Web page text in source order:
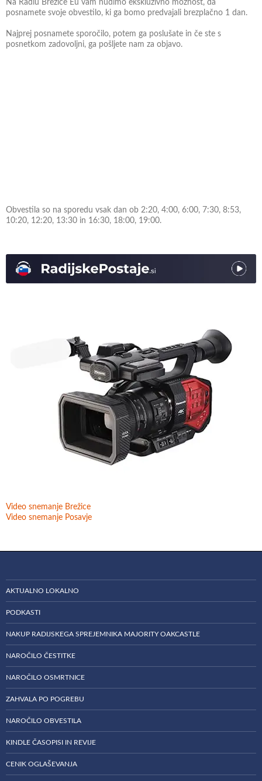
Na Radiu Brežice Eu vam nudimo ekskluzivno možnost, da
posnamete svoje obvestilo, ki ga bomo predvajali brezplačno 1 dan.
Najprej posnamete sporočilo, potem ga poslušate in če ste s
posnetkom zadovoljni, ga pošljete nam za objavo.
Obvestila so na sporedu vsak dan ob 2:20, 4:00, 6:00, 7:30, 8:53,
10:20, 12:20, 13:30 in 16:30, 18:00, 19:00.
Video snemanje Brežice
Video snemanje Posavje
AKTUALNO LOKALNO
PODKASTI
NAKUP RADIJSKEGA SPREJEMNIKA MAJORITY OAKCASTLE
NAROČILO ČESTITKE
NAROČILO OSMRTNICE
ZAHVALA PO POGREBU
NAROČILO OBVESTILA
KINDLE ČASOPISI IN REVIJE
CENIK OGLAŠEVANJA